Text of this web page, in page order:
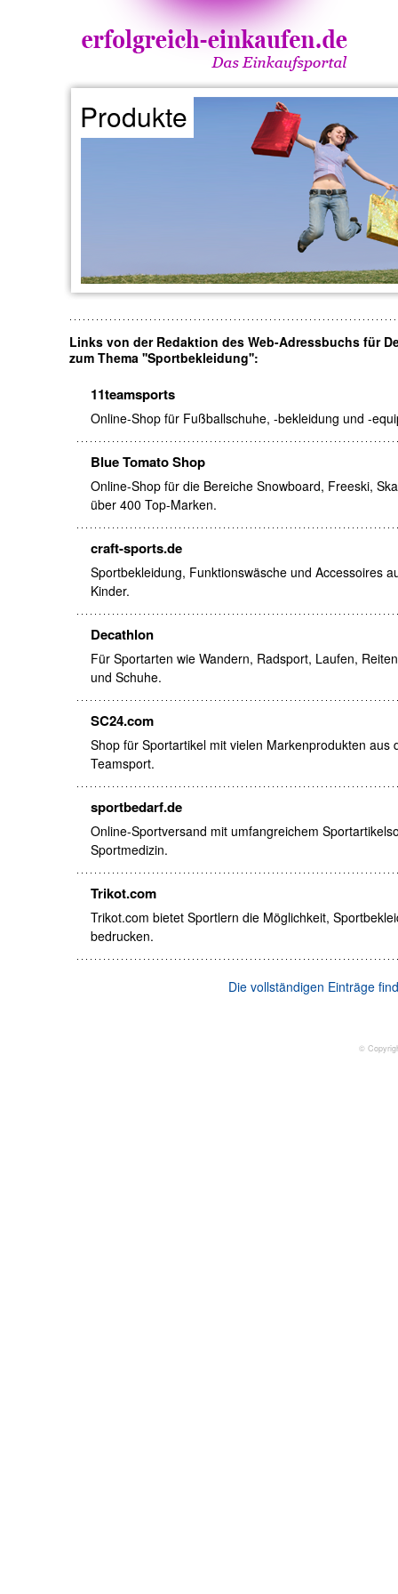
Produkte
Links von der Redaktion des Web-Adressbuchs für
zum Thema ''Sportbekleidung'':
11teamsports
Online-Shop für Fußballschuhe, -bekleidung und -
Blue Tomato Shop
Online-Shop für die Bereiche Snowboard, Freeski,
über 400 Top-Marken.
craft-sports.de
Sportbekleidung, Funktionswäsche und Accessoires
Kinder.
Decathlon
Für Sportarten wie Wandern, Radsport, Laufen,
und Schuhe.
SC24.com
Shop für Sportartikel mit vielen Markenprodukten
Teamsport.
sportbedarf.de
Online-Sportversand mit umfangreichem
Sportmedizin.
Trikot.com
Trikot.com bietet Sportlern die Möglichkeit,
bedrucken.
Die vollständigen Einträge
©